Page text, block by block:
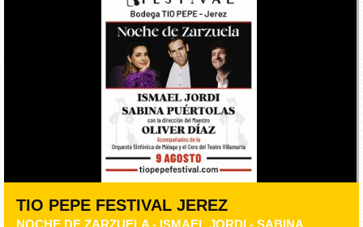
TIO PEPE FESTIVAL JEREZ